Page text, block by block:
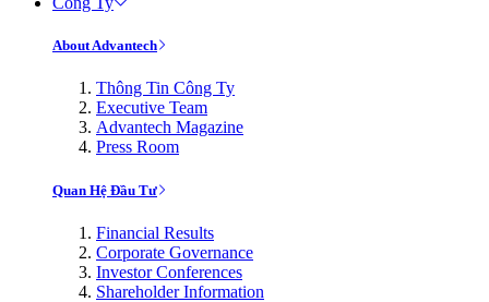
About Advantech
Thông Tin Công Ty
Executive Team
Advantech Magazine
Press Room
Quan Hệ Đầu Tư
Financial Results
Corporate Governance
Investor Conferences
Shareholder Information